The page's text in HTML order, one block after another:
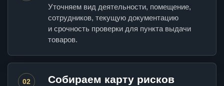
Уточняем вид деятельности, помещение,
сотрудников, текущую документацию
и срочность проверки для пункта выдачи
товаров.
02 Собираем карту рисков